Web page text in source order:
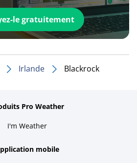
le gratuitement
Irlande Blackrock
Pro Weather
I'm Weather
mobile